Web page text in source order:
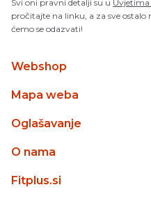
Svi oni pravni detalji su u
pročitajte na linku, a za sve ostalo
ćemo se odazvati!
Webshop
Mapa weba
Oglašavanje
O nama
Fitplus.si